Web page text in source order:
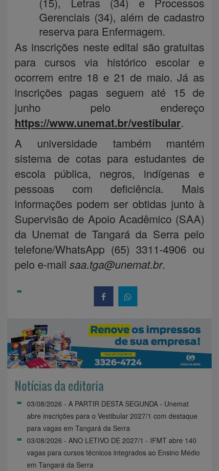
Gerenciais (34), além de cadastro
reserva para Enfermagem.
As inscrições neste edital são gratuitas
para cursos via histórico escolar e
ocorrem entre 18 e 21 de maio. Já as
inscrições pagas seguem até 15 de
junho pelo endereço
https://www.unemat.br/vestibular.
A universidade também mantém
sistema de cotas para estudantes de
escola pública, negros, indígenas e
pessoas com deficiência. Mais
informações podem ser obtidas junto à
Supervisão de Apoio Acadêmico (SAA)
da Unemat de Tangará da Serra pelo
telefone/WhatsApp (65) 3311-4906 ou
pelo e-mail saa.tga@unemat.br.
Notícias da editoria
03/08/2026 - A PARTIR DESTA SEGUNDA - Unemat
abre inscrições para o Vestibular 2027/1 com destaque
para vagas em Tangará da Serra
03/08/2026 - ANO LETIVO DE 2027/1 - IFMT abre 140
vagas para cursos técnicos integrados ao Ensino Médio
em Tangará da Serra